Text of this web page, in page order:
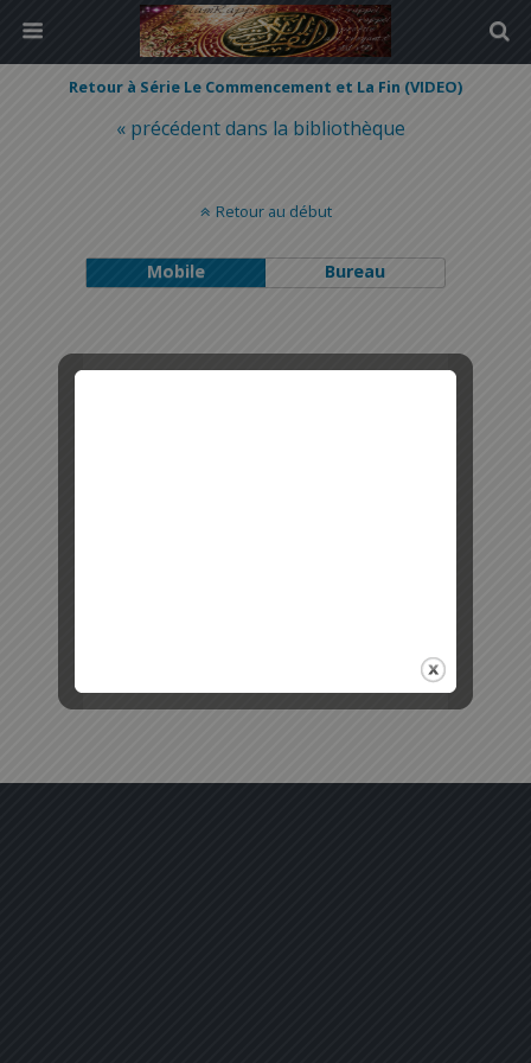
Retour à Série Le Commencement et La Fin (VIDEO)
« précédent dans la bibliothèque
Retour au début
Mobile Bureau